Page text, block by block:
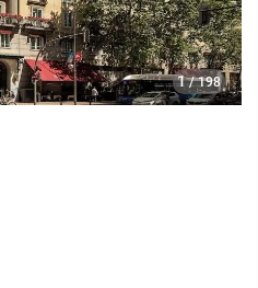
1 / 198